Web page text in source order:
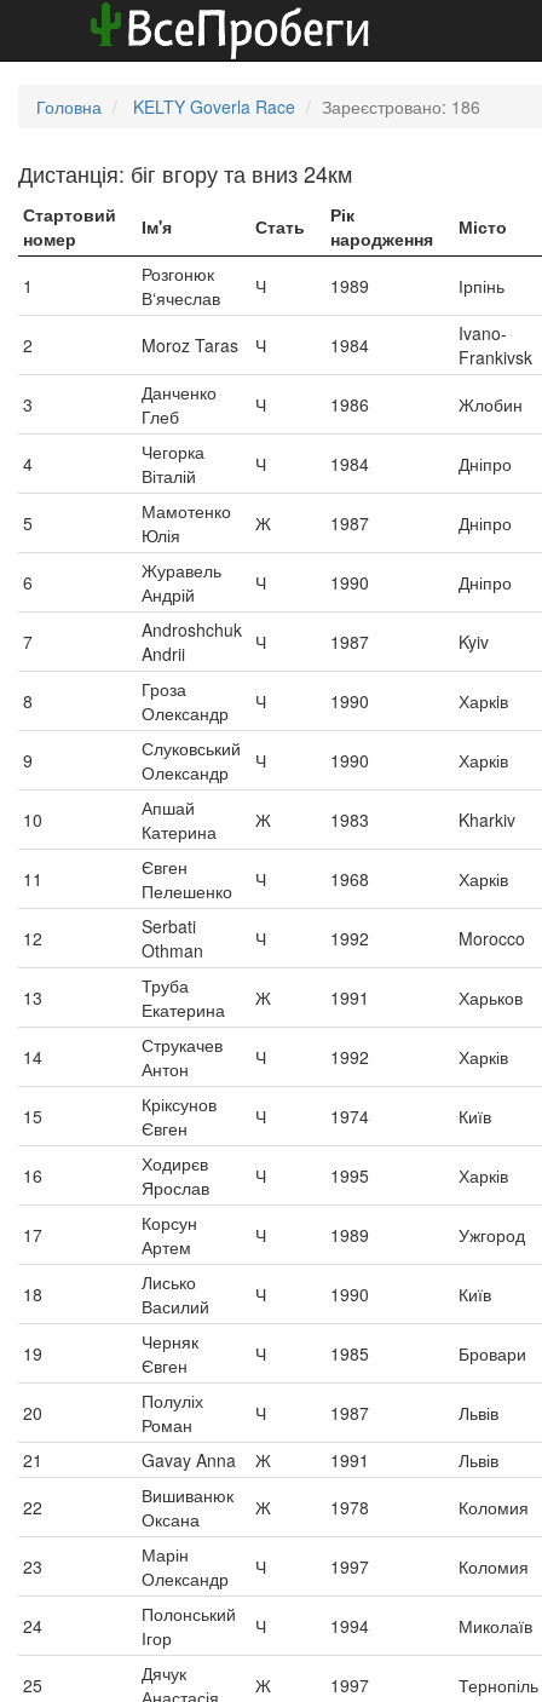
Головна KELTY Goverla Race Зареєстровано: 186
Дистанція: біг вгору та вниз 24км
Стартовий
номер
Ім'я Стать
Рік
народження
Місто
1
Розгонюк
В‘ячеслав
Ч 1989 Ірпінь
2 Moroz Taras Ч 1984
Ivano-
Frankivsk
3
Данченко
Глеб
Ч 1986 Жлобин
4
Чегорка
Віталій
Ч 1984 Дніпро
5
Мамотенко
Юлія
Ж 1987 Дніпро
6
Журавель
Андрій
Ч 1990 Дніпро
7
Androshchuk
Andrii
Ч 1987 Kyiv
8
Гроза
Олександр
Ч 1990 Харкiв
9
Слуковський
Олександр
Ч 1990 Харків
10
Апшай
Катерина
Ж 1983 Kharkiv
11
Євген
Пелешенко
Ч 1968 Харків
12
Serbati
Othman
Ч 1992 Morocco
13
Труба
Екатерина
Ж 1991 Харьков
14
Струкачев
Антон
Ч 1992 Харків
15
Кріксунов
Євген
Ч 1974 Київ
16
Ходирєв
Ярослав
Ч 1995 Харків
17
Корсун
Артем
Ч 1989 Ужгород
18
Лисько
Василий
Ч 1990 Київ
19
Черняк
Євген
Ч 1985 Бровари
20
Полуліх
Роман
Ч 1987
Львів
21
Gavay Anna Ж 1991
Львів
22
Вишиванюк
Оксана
Ж 1978 Коломия
23
Марін
Олександр
Ч 1997 Коломия
24
Полонський
Ігор
Ч 1994 Миколаїв
25
Дячук
Анастасія
Ж 1997 Тернопіль